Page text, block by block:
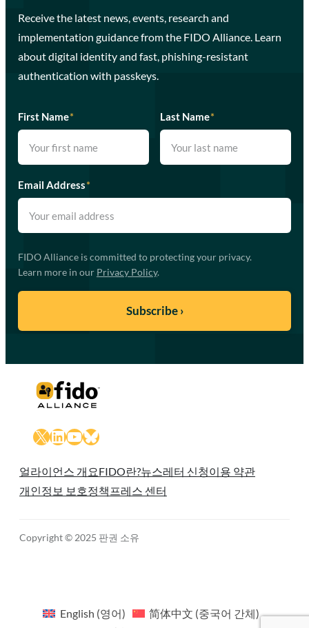
Receive the latest news, events, research and
implementation guidance from the FIDO Alliance. Learn
about digital identity and fast, phishing-resistant
authentication with passkeys.
First Name* Last Name*
Email Address*
FIDO Alliance is committed to protecting your privacy.
Learn more in our Privacy Policy.
X LinkedIn
YouTube
Bluesky
얼라이언스 개요FIDO란?뉴스레터 신청이용 약관
개인정보 보호정책 프레스 센터
Copyright © 2025 판권 소유
English (영어) 简体中文 (중국어 간체)